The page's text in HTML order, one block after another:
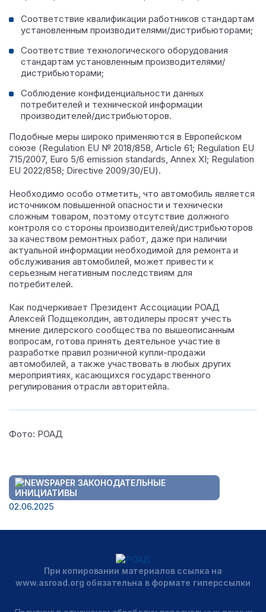
Соответствие квалификации работников стандартам
установленным производителями/дистрибьюторами;
Соответствие технологического оборудования
стандартам установленным производителями/
дистрибьюторами;
Соблюдение конфиденциальности данных
потребителей и технической информации
производителей/дистрибьюторов.
Подобные меры широко применяются в Европейском
союзе (Regulation EU № 2018/858, Article 61; Regulation EU
715/2007, Euro 5/6 emission standards, Annex XI; Regulation
EU 2022/858; Directive 2009/30/EU).
Необходимо особо отметить, что автомобиль является
источником повышенной опасности и технически
сложным товаром, поэтому отсутствие должного
контроля со стороны производителей/дистрибьюторов
за качеством ремонтных работ, даже при наличии
актуальной информации необходимой для ремонта и
обслуживания автомобилей, может привести к
серьезным негативным последствиям для
потребителей.
Как подчеркивает Президент Ассоциации РОАД
Алексей Подщеколдин, автодилеры просят учесть
мнение дилерского сообщества по вышеописанным
вопросам, готова принять деятельное участие в
разработке правил розничной купли-продажи
автомобилей, а также участвовать в любых других
мероприятиях, касающихся государственного
регулирования отрасли авторитейла.
Фото: РОАД
ЗАКОНОДАТЕЛЬНЫЕ
ИНИЦИАТИВЫ
02.06.2025
При копировании материалов ссылка на
www.asroad.org обязательна в формате гиперссылки